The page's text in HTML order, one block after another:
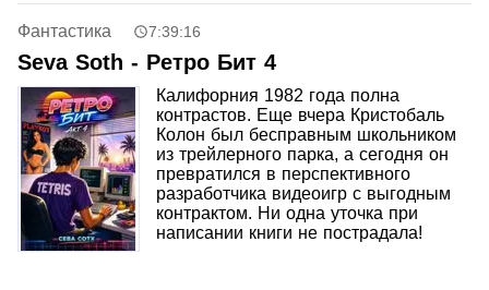
использовать каждую предоставленную возможность
по максимуму.
Фантастика 7:39:16
Seva Soth - Ретро Бит 4
Калифорния 1982 года полна
контрастов. Еще вчера Кристобаль
Колон был бесправным школьником
из трейлерного парка, а сегодня он
превратился в перспективного
разработчика видеоигр с выгодным
контрактом. Ни одна уточка при
написании книги не пострадала!